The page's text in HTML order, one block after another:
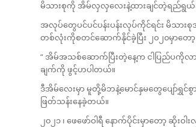
မိသားစုကို အိမ်လှလှလေးနဲ့ထားချင်တဲ့ရည်ရွယ်
အလုပ်တွေပင်ပင်ပန်းပန်းလုပ်ကိုင်ရင်း မိသ
တစ်လုံးကိုစတင်ဆောက်နိုင်ခဲ့ပြီး ၂၀၂၀မှာ
“ အိမ်အသစ်ဆောက်ပြီးတဲ့နေ့က ငါပြည်ပကိုလ
ချက်ကို ဖွင့်ဟပါတယ်။
ဒီအိမ်လေးမှာ မူတို့မိဘနဲ့မောင်နှမတွေပျော်ရွှ
ဖြတ်သန်းနေခဲ့တယ်။
၂၀၂၁ ၊ ဖေဖော်ဝါရီ နောက်ပိုင်းမှာတော့